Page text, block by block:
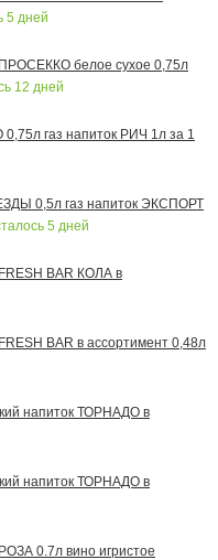
5 дней
белое сухое 0,75л
12 дней
газ напиток РИЧ 1л за 1
0,5л газ напиток ЭКСПОРТ
5 дней
BAR КОЛА в
BAR в ассортимент 0,48л
напиток ТОРНАДО в
напиток ТОРНАДО в
0.7л вино игристое